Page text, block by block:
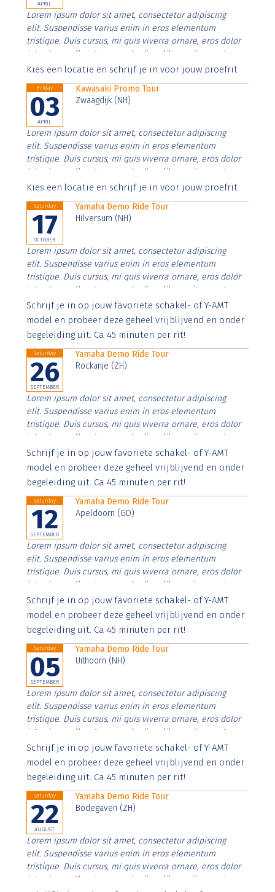
APRIL
Lorem ipsum dolor sit amet, consectetur adipiscing
elit. Suspendisse varius enim in eros elementum
tristique. Duis cursus, mi quis viverra ornare, eros dolor
interdum nulla, ut commodo diam libero vitae erat.
Aenean faucibus nibh et justo cursus id rutrum lorem
Kies een locatie en schrijf je in voor jouw proefrit
Friday
03
APRIL
Kawasaki Promo Tour
Zwaagdijk (NH)
Lorem ipsum dolor sit amet, consectetur adipiscing
elit. Suspendisse varius enim in eros elementum
tristique. Duis cursus, mi quis viverra ornare, eros dolor
interdum nulla, ut commodo diam libero vitae erat.
Aenean faucibus nibh et justo cursus id rutrum lorem
Kies een locatie en schrijf je in voor jouw proefrit
Saturday
17
OCTOBER
Yamaha Demo Ride Tour
Hilversum (NH)
Lorem ipsum dolor sit amet, consectetur adipiscing
elit. Suspendisse varius enim in eros elementum
tristique. Duis cursus, mi quis viverra ornare, eros dolor
interdum nulla, ut commodo diam libero vitae erat.
Aenean faucibus nibh et justo cursus id rutrum lorem
imperdiet. Nunc ut sem vitae risus tristique posuere.
Schrijf je in op jouw favoriete schakel- of Y-AMT
model en probeer deze geheel vrijblijvend en onder
begeleiding uit. Ca 45 minuten per rit!
Saturday
26
SEPTEMBER
Yamaha Demo Ride Tour
Rockanje (ZH)
Lorem ipsum dolor sit amet, consectetur adipiscing
elit. Suspendisse varius enim in eros elementum
tristique. Duis cursus, mi quis viverra ornare, eros dolor
interdum nulla, ut commodo diam libero vitae erat.
Aenean faucibus nibh et justo cursus id rutrum lorem
imperdiet. Nunc ut sem vitae risus tristique posuere.
Schrijf je in op jouw favoriete schakel- of Y-AMT
model en probeer deze geheel vrijblijvend en onder
begeleiding uit. Ca 45 minuten per rit!
Saturday
12
SEPTEMBER
Yamaha Demo Ride Tour
Apeldoorn (GD)
Lorem ipsum dolor sit amet, consectetur adipiscing
elit. Suspendisse varius enim in eros elementum
tristique. Duis cursus, mi quis viverra ornare, eros dolor
interdum nulla, ut commodo diam libero vitae erat.
Aenean faucibus nibh et justo cursus id rutrum lorem
imperdiet. Nunc ut sem vitae risus tristique posuere.
Schrijf je in op jouw favoriete schakel- of Y-AMT
model en probeer deze geheel vrijblijvend en onder
begeleiding uit. Ca 45 minuten per rit!
Saturday
05
SEPTEMBER
Yamaha Demo Ride Tour
Uithoorn (NH)
Lorem ipsum dolor sit amet, consectetur adipiscing
elit. Suspendisse varius enim in eros elementum
tristique. Duis cursus, mi quis viverra ornare, eros dolor
interdum nulla, ut commodo diam libero vitae erat.
Aenean faucibus nibh et justo cursus id rutrum lorem
imperdiet. Nunc ut sem vitae risus tristique posuere.
Schrijf je in op jouw favoriete schakel- of Y-AMT
model en probeer deze geheel vrijblijvend en onder
begeleiding uit. Ca 45 minuten per rit!
Saturday
22
AUGUST
Yamaha Demo Ride Tour
Bodegaven (ZH)
Lorem ipsum dolor sit amet, consectetur adipiscing
elit. Suspendisse varius enim in eros elementum
tristique. Duis cursus, mi quis viverra ornare, eros dolor
interdum nulla, ut commodo diam libero vitae erat.